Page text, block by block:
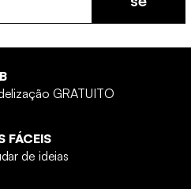
GRATUITO
FÁCEIS
de ideias